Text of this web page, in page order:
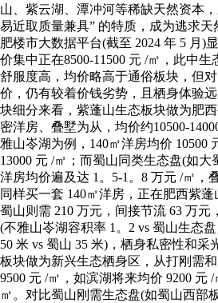
山、紫云湖、潭冲河等稀缺天然资本
易近取质量兼具” 的特质，成为逃求
肥楼市大数据平台(截至 2024 年 5 月)
价集中正在8500-11500 元 /㎡，此中
舒服度高，均价略高于通俗板块，但
价，仍有较着价钱劣势，且栖身体验
块细分来看，紫蓬山生态板块做为肥
密洋房、叠墅为从，均价约10500-
雅山岺湖为例，140㎡洋房均价 10500
13000 元 /㎡；而蜀山同类生态盘(如大
洋房均价遍及达 1。5-1。8 万元 /㎡，
同样买一套 140㎡洋房，正在肥西紫
蜀山则需 210 万元，间接节流 63 万
(不雅山岺湖容积率 1。2 vs 蜀山生态
50 米 vs 蜀山 35 米)，栖身私密性和
板块做为新兴生态栖身区，从打刚需
9500 元 /㎡，如滨湖将来均价 9200 元
㎡。对比蜀山刚需生态盘(如蜀山西部